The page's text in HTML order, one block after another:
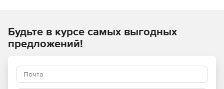
Будьте в курсе самых выгодных
предложений!